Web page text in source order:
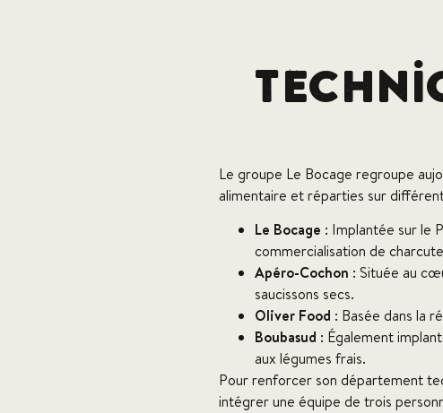
Le groupe Le Bocage regroupe
alimentaire et réparties sur
Le Bocage : Implantée sur le
commercialisation de
Apéro-Cochon : Située au
saucissons secs.
Oliver Food : Basée dans la
Boubasud : Également
aux légumes frais.
Pour renforcer son département
intégrer une équipe de trois